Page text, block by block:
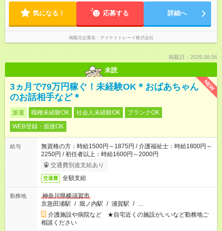
気になる！ 応募する 詳細へ
掲載元企業名 テイケイトレード株式会社
掲載日：2026.08.06
未読
NEW
3ヵ月で79万円稼ぐ！未経験OK＊おばあちゃん
のお話相手など＊
派遣 職種未経験OK 社会人未経験OK
ブランクOK
WEB登録・面接OK
給与
無資格の方：時給1500円～1875円 / 介護福祉士：時給1800円～
2250円 / 初任者以上：時給1600円～2000円
交通費別途支給あり
交通費 全額支給
勤務地
神奈川県横須賀市
京急田浦駅 / 堀ノ内駅 / 浦賀駅 / …
介護施設や病院など ★自宅近くの施設がいいなど勤務地ご
相談ください